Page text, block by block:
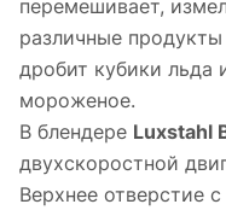
перемешивает,
различные
дробит кубики льда
мороженое.
В блендере Luxstahl
двухскоростной
​Верхнее отверстие